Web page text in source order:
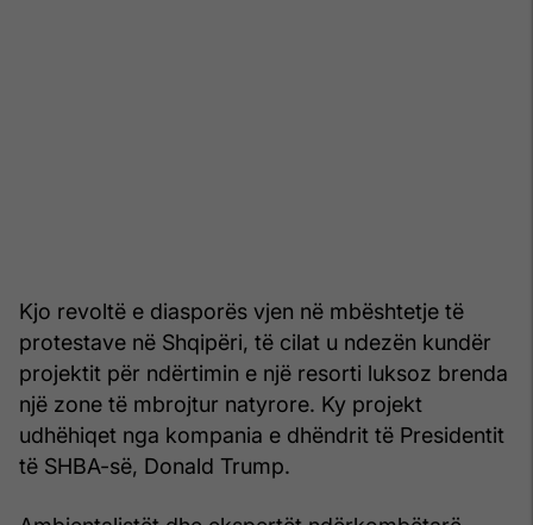
Kjo revoltë e diasporës vjen në mbështetje të
protestave në Shqipëri, të cilat u ndezën kundër
projektit për ndërtimin e një resorti luksoz brenda
një zone të mbrojtur natyrore. Ky projekt
udhëhiqet nga kompania e dhëndrit të Presidentit
të SHBA-së, Donald Trump.